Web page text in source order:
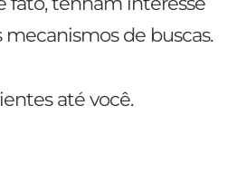
de buscas.
até você.